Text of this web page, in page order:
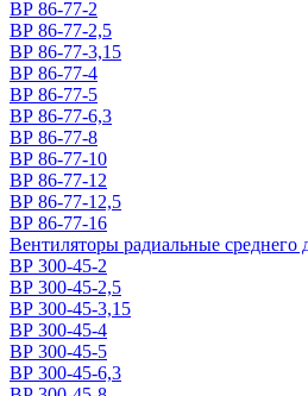
ВР 86-77-2
ВР 86-77-2,5
ВР 86-77-3,15
ВР 86-77-4
ВР 86-77-5
ВР 86-77-6,3
ВР 86-77-8
ВР 86-77-10
ВР 86-77-12
ВР 86-77-12,5
ВР 86-77-16
Вентиляторы радиальные среднего
ВР 300-45-2
ВР 300-45-2,5
ВР 300-45-3,15
ВР 300-45-4
ВР 300-45-5
ВР 300-45-6,3